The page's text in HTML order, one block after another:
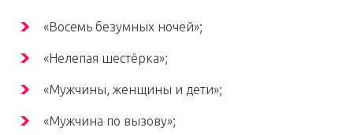
«Восемь безумных ночей»;
«Нелепая шестёрка»;
«Мужчины, женщины и дети»;
«Мужчина по вызову»;